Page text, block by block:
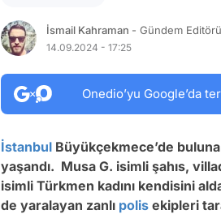
İsmail Kahraman - Gündem Editörü
14.09.2024 - 17:25
Onedio’yu Google’da
İstanbul Büyükçekmece’de
yaşandı. Musa G. isimli şahıs,
isimli Türkmen kadını kendisini
de yaralayan zanlı polis ekipleri